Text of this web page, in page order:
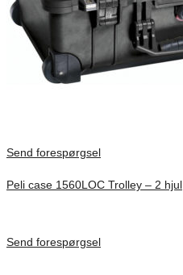
Send forespørgsel
Peli case 1560LOC Trolley – 2 hjul
Send forespørgsel